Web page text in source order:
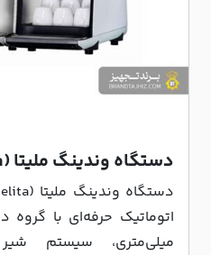
دستگاه وندینگ ملیتا (Melita) - مدل XT4
میلی‌متری، سیستم